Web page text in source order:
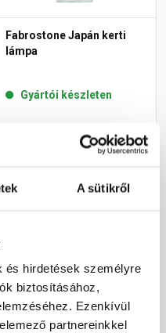
A sütikről
és hirdetések személyre
biztosításához,
Ezenkívül
partnereinkkel
Fabrostone Japán kerti
lámpa
Gyártói készleten
/ db
Megnézem